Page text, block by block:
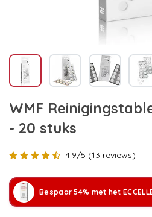
WMF
- 20 stuks
4.9/5 (13 reviews)
Bespaar 54% met het